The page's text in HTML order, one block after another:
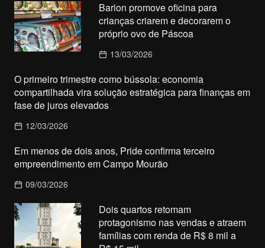
Barion promove oficina para
crianças criarem e decorarem o
próprio ovo de Páscoa
13/03/2026
O primeiro trimestre como bússola: economia
compartilhada vira solução estratégica para finanças em
fase de juros elevados
12/03/2026
Em menos de dois anos, Pride confirma terceiro
empreendimento em Campo Mourão
09/03/2026
Dois quartos retomam
protagonismo nas vendas e atraem
famílias com renda de R$ 8 mil a